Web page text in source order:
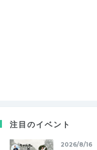
注目のイベント
2026/8/16